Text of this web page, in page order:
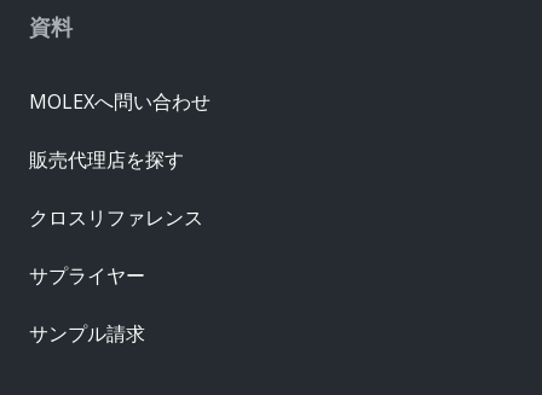
資料
MOLEXへ問い合わせ
販売代理店を探す
クロスリファレンス
サプライヤー
サンプル請求